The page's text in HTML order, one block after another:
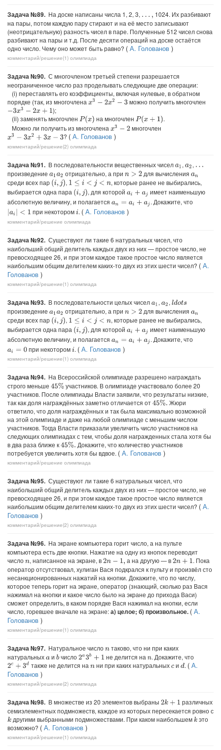
Задача №89. На доске написаны числа 1, 2, 3,
1024. Их разбивают
на пары, потом каждую пару стирают и на её место записывают
(неотрицательную) разность чисел в паре. Полученные 512 чисел снова
разбивают на пары и т.д. После десяти операций на доске остаётся
одно число. Чему оно может быть равно? ( А. Голованов )
комментарий/решение(1) олимпиада
Задача №90. С многочленом третьей степени разрешается
неограниченное число раз проделывать следующие две операции:
(i) переставлять его коэффициенты, включая нулевые, в обратном
порядке (так, из многочлена x3 −2x 2−3
можно получить многочлен
−3x3− 2x +1
);
(ii) заменять многочлен P(x) на многочлен P(x+1)
.
Можно ли получить из многочленаx3 −2
многочлен
x3 −3x 2+3 x−3 ? ( А. Голованов)
комментарий/решение(2) олимпиада
Задача №91. В последовательности вещественных чиселa1,a2,
произведение a1a2 отрицательно, а при n> 2 для вычисленияan
среди всех пар (i,j) , 1≤i< < n
, которые ранее не выбирались,
выбирается одна пара (i,j) , для которой ai+ aj
имеет наименьшую
абсолютную величину, и полагается an =ai +aj
. Докажите, что
ai| 1 при некоторомi. ( А. Голованов)
комментарий/решение олимпиада
Задача №92. Существуют ли такие 6 натуральных чисел, что
наибольший общий делитель каждых двух из них — простое число, не
превосходящее 26, и при этом каждое такое простое число является
наибольшим общим делителем каких-то двух из этих шести чисел? ( А.
Голованов )
комментарий/решение(1) олимпиада
Задача №93. В последовательности целых чиселa1,a2, ldots
произведение a1a2 отрицательно, а при n>2 для вычисленияan
среди всех пар (i,j) , 1≤i< < n
, которые ранее не выбирались,
выбирается одна пара (i,j) , для которой ai+ aj
имеет наименьшую
абсолютную величину, и полагается an =ai +aj
. Докажите, что
ai= 0 при некоторомi. ( А. Голованов)
комментарий/решение(1) олимпиада
Задача №94. На Всероссийской олимпиаде разрешено награждать
строго меньше 45% участников. В олимпиаде участвовало более 20
участников. После олимпиады Власти заявили, что результаты низкие,
так как доля награждённых заметно отличается от45%. Жюри
ответило, что доля награждённых и так была максимально возможной
на этой олимпиаде и даже на любой олимпиаде с меньшим числом
участников. Тогда Власти приказали увеличить число участников на
следующих олимпиадах с тем, чтобы доля награжденных стала хотя бы
в два раза ближе к45%. Докажите, что количество участников
потребуется увеличить хотя бы вдвое. ( А. Голованов )
комментарий/решение олимпиада
Задача №95. Существуют ли такие 6 натуральных чисел, что
наибольший общий делитель каждых двух из них — простое число, не
превосходящее 26, и при этом каждое такое простое число является
наибольшим общим делителем каких-то двух из этих шести чисел? ( А.
Голованов )
комментарий/решение(2) олимпиада
Задача №96. На экране компьютера горит число, а на пульте
компьютера есть две кнопки. Нажатие на одну из кнопок переводит
числоn, написанное на экране, в2n−1, а на другую — в2n+1
. Пока
оператор отсутствовал, хулиган Вася подкрался к пульту и произвёл сто
несанкционированных нажатий на кнопки. Докажите, что по числу,
которое теперь горит на экране, оператор (знающий, сколько раз Вася
нажимал на кнопки и какое число было на экране до прихода Васи)
сможет определить, в каком порядке Вася нажимал на кнопки, если
число, горевшее вначале на экране:а) целое; б) произвольное. ( А.
Голованов )
комментарий/решение(1) олимпиада
Задача №97. Натуральное числоnтаково, что ни при каких
натуральныхaи bчисло2a3b +1 не делится на n. Докажите, что
2c +3 d также не делится наn ни при каких натуральныхcиd. (А.
Голованов )
комментарий/решение(2) олимпиада
Задача №98. В множестве из 20 элементов выбраны 2k+1
различных
семиэлементных подмножеств, каждое из которых пересекается ровно с
kдругими выбранными подмножествами. При каком наибольшемk это
возможно? ( А. Голованов )
комментарий/решение(1) олимпиада